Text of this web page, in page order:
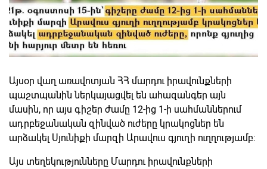
Այսօր վաղ առավոտյան ՀՀ մարդու իրավունքների
պաշտպանին ներկայացվել են ահազանգեր այն
մասին, որ այս գիշեր ժամը 12-ից 1-ի սահմաններում
ադրբեջանական զինված ուժերը կրակոցներ են
արձակել Սյունիքի մարզի Արավուս գյուղի ուղղությամբ:
Այս տեղեկությունները Մարդու իրավունքների